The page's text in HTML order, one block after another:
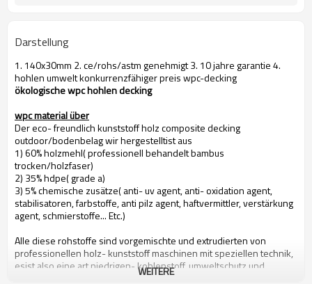
Darstellung
1. 140x30mm 2. ce/rohs/astm genehmigt 3. 10 jahre garantie 4.
hohlen umwelt konkurrenzfähiger preis wpc-decking
ökologische wpc hohlen decking
wpc material über
Der eco- freundlich kunststoff holz composite decking
outdoor/bodenbelag wir hergestelltist aus
1) 60% holzmehl( professionell behandelt bambus
trocken/holzfaser)
2) 35% hdpe( grade a)
3) 5% chemische zusätze( anti- uv agent, anti- oxidation agent,
stabilisatoren, farbstoffe, anti pilz agent, haftvermittler, verstärkung
agent, schmierstoffe... Etc.)
Alle diese rohstoffe sind vorgemischte und extrudierten von
professionellen holz- kunststoff maschinen mit speziellen technik,
esist also eine art niedrigen- kohlenstoff, umweltschutz und
WEITERE